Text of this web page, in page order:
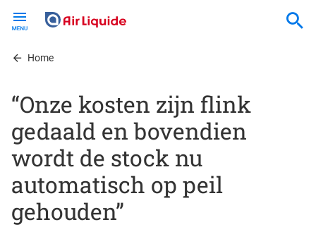
contentHome
“Onze kosten zijn flink
gedaald en bovendien
wordt de stock nu
automatisch op peil
gehouden”